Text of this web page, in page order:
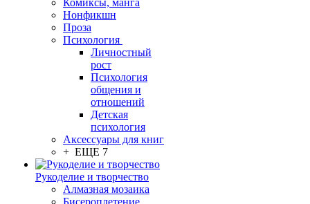
Комиксы, манга
Нонфикшн
Проза
Психология
Личностный
рост
Психология
общения и
отношений
Детская
психология
Аксессуары для книг
+ ЕЩЕ 7
Рукоделие и творчество
Алмазная мозаика
Бисероплетение